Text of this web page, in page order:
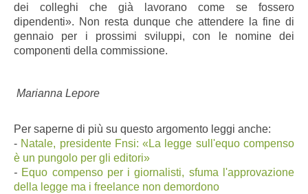
dei colleghi che già lavorano come se fossero
dipendenti». Non resta dunque che attendere la fine di
gennaio per i prossimi sviluppi, con le nomine dei
componenti della commissione.
Marianna Lepore
Per saperne di più su questo argomento leggi anche:
- Natale, presidente Fnsi:«La legge sull'equo compenso
è un pungolo per gli editori»
- Equo compenso per i giornalisti, sfuma l'approvazione
della legge ma i freelance non demordono